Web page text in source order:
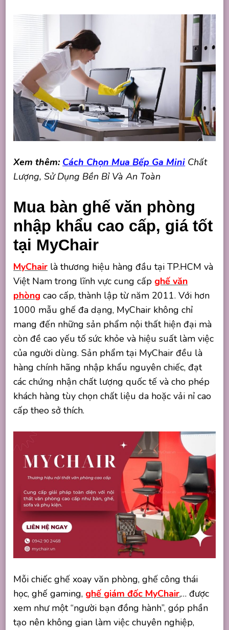
Xem thêm: Cách Chọn Mua Bếp Ga Mini Chất
Lượng, Sử Dụng Bền Bỉ Và An Toàn
Mua bàn ghế văn phòng
nhập khẩu cao cấp, giá tốt
tại MyChair
MyChair là thương hiệu hàng đầu tại TP.HCM và
Việt Nam trong lĩnh vực cung cấp ghế văn
phòng cao cấp, thành lập từ năm 2011. Với hơn
1000 mẫu ghế đa dạng, MyChair không chỉ
mang đến những sản phẩm nội thất hiện đại mà
còn đề cao yếu tố sức khỏe và hiệu suất làm việc
của người dùng. Sản phẩm tại MyChair đều là
hàng chính hãng nhập khẩu nguyên chiếc, đạt
các chứng nhận chất lượng quốc tế và cho phép
khách hàng tùy chọn chất liệu da hoặc vải nỉ cao
cấp theo sở thích.
Mỗi chiếc ghế xoay văn phòng, ghế công thái
học, ghế gaming, ghế giám đốc MyChair,… được
xem như một “người bạn đồng hành”, góp phần
tạo nên không gian làm việc chuyên nghiệp,